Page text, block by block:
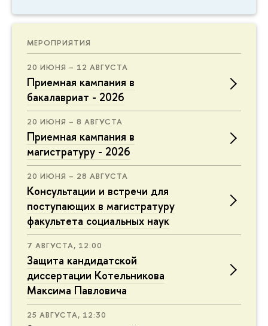
МЕРОПРИЯТИЯ
20 ИЮНЯ – 12 АВГУСТА
Приемная кампания в
бакалавриат - 2026
20 ИЮНЯ – 8 АВГУСТА
Приемная кампания в
магистратуру - 2026
20 ИЮНЯ – 28 АВГУСТА
Консультации и встречи для
поступающих в магистратуру
факультета социальных наук
7 АВГУСТА, 12:00
Защита кандидатской
диссертации Котельникова
Максима Павловича
25 АВГУСТА, 12:30